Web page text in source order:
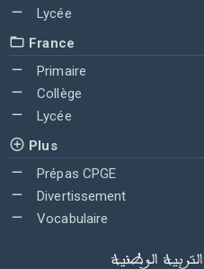
Lycée
France
Primaire
Collège
Lycée
Plus
Prépas CPGE
Divertissement
Vocabulaire